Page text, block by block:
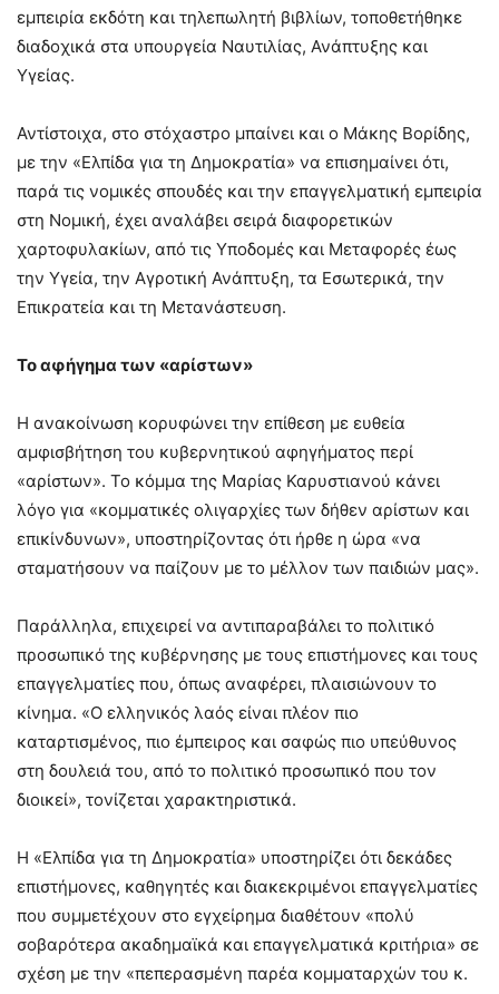
εμπειρία εκδότη και τηλεπωλητή βιβλίων, τοποθετήθηκε
διαδοχικά στα υπουργεία Ναυτιλίας, Ανάπτυξης και
Υγείας.
Αντίστοιχα, στο στόχαστρο μπαίνει και ο Μάκης Βορίδης,
με την «Ελπίδα για τη Δημοκρατία» να επισημαίνει ότι,
παρά τις νομικές σπουδές και την επαγγελματική εμπειρία
στη Νομική, έχει αναλάβει σειρά διαφορετικών
χαρτοφυλακίων, από τις Υποδομές και Μεταφορές έως
την Υγεία, την Αγροτική Ανάπτυξη, τα Εσωτερικά, την
Επικρατεία και τη Μετανάστευση.
Το αφήγημα των «αρίστων»
Η ανακοίνωση κορυφώνει την επίθεση με ευθεία
αμφισβήτηση του κυβερνητικού αφηγήματος περί
«αρίστων». Το κόμμα της Μαρίας Καρυστιανού κάνει
λόγο για «κομματικές ολιγαρχίες των δήθεν αρίστων και
επικίνδυνων», υποστηρίζοντας ότι ήρθε η ώρα «να
σταματήσουν να παίζουν με το μέλλον των παιδιών μας».
Παράλληλα, επιχειρεί να αντιπαραβάλει το πολιτικό
προσωπικό της κυβέρνησης με τους επιστήμονες και τους
επαγγελματίες που, όπως αναφέρει, πλαισιώνουν το
κίνημα. «Ο ελληνικός λαός είναι πλέον πιο
καταρτισμένος, πιο έμπειρος και σαφώς πιο υπεύθυνος
στη δουλειά του, από το πολιτικό προσωπικό που τον
διοικεί», τονίζεται χαρακτηριστικά.
Η «Ελπίδα για τη Δημοκρατία» υποστηρίζει ότι δεκάδες
επιστήμονες, καθηγητές και διακεκριμένοι επαγγελματίες
που συμμετέχουν στο εγχείρημα διαθέτουν «πολύ
σοβαρότερα ακαδημαϊκά και επαγγελματικά κριτήρια» σε
σχέση με την «πεπερασμένη παρέα κομματαρχών του κ.